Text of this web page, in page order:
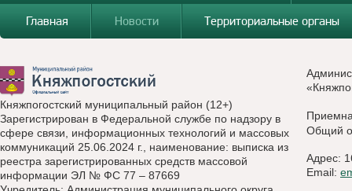
Главная
Новости Территориальные органы
Княжпогостский муниципальный район (12+)
Зарегистрирован в Федеральной службе по надзору в
сфере связи, информационных технологий и массовых
коммуникаций 25.06.2024 г., наименование: выписка из
реестра зарегистрированных средств массовой
информации ЭЛ № ФС 77 – 87669
Общий
Адрес:
Email: